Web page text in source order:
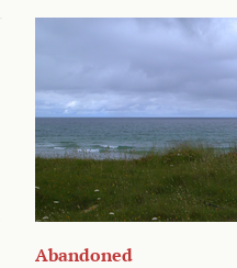
Abandoned